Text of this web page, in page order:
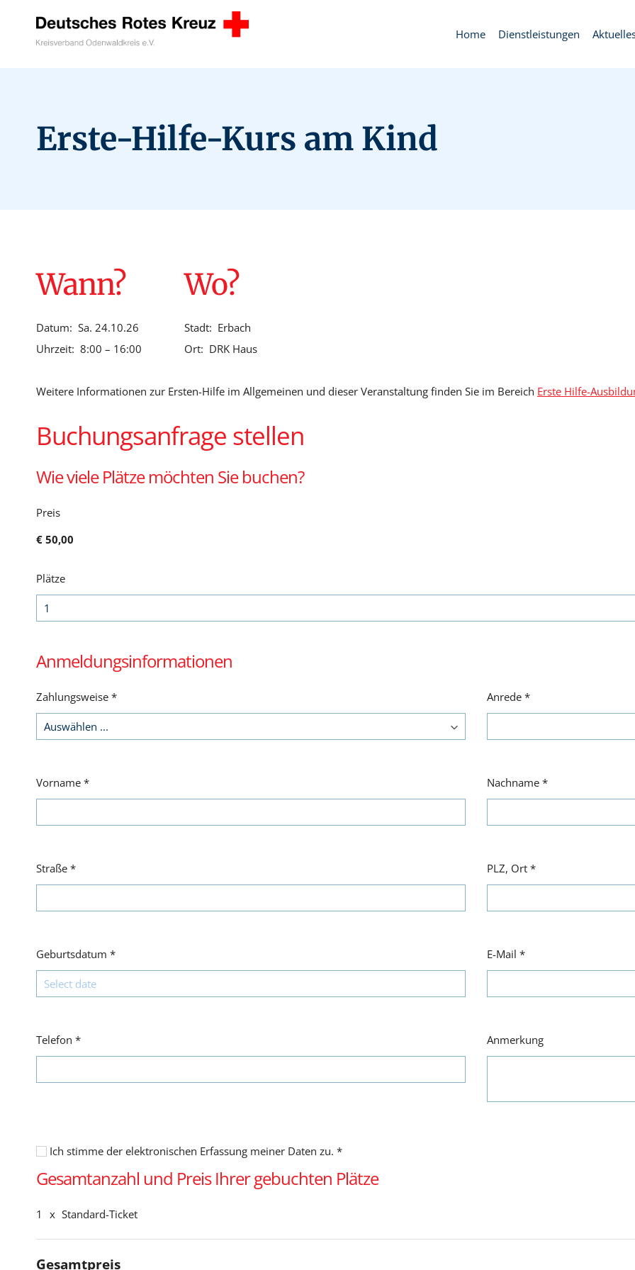
Home Dienstleistungen
Erste-Hilfe-Kurs am Kind
Wann?
Datum: Sa. 24.10.26
Uhrzeit: 8:00 – 16:00
Wo?
Stadt: Erbach
Ort: DRK Haus
Weitere Informationen zur Ersten-Hilfe im Allgemeinen und dieser Veranstaltung finden Sie im Bereich Erste Hilfe-
Buchungsanfrage stellen
Wie viele Plätze möchten Sie buchen?
Preis
€ 50,00
Plätze
Anmeldungsinformationen
Zahlungsweise * Anrede *
Vorname * Nachname *
Straße * PLZ, Ort *
Geburtsdatum * E-Mail *
Telefon * Anmerkung
Ich stimme der elektronischen Erfassung meiner Daten zu. *
Gesamtanzahl und Preis Ihrer gebuchten Plätze
1 x Standard-Ticket
Gesamtpreis